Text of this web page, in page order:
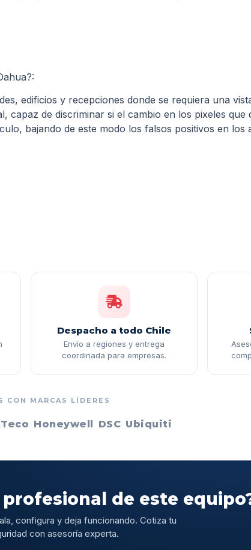
edificios y recepciones donde se requiera una
capaz de discriminar si el cambio en los pixeles que
bajando de este modo los falsos positivos en los
Despacho a todo Chile
Envío a regiones y entrega
coordinada para empresas.
CON MARCAS LÍDERES
Honeywell DSC Ubiquiti
de este
configura y deja funcionando. Cotiza tu
con asesoría experta.